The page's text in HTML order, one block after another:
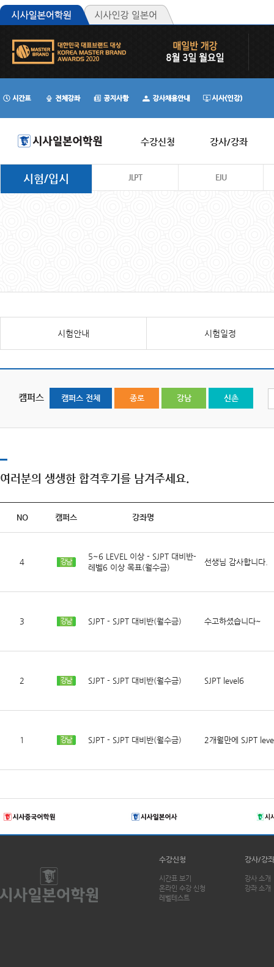
수강신청 강사/강좌
시험/입시 JLPT EJU
시험안내 시험일정
캠퍼스 캠퍼스 전체 종로 강남 신촌
여러분의 생생한 합격후기를 남겨주세요.
NO 캠퍼스 강좌명
4 강남
5~6 LEVEL 이상 - SJPT 대비반-
레벨6 이상 목표(월수금)
선생님 감사합니다.
3 강남 SJPT - SJPT 대비반(월수금) 수고하셨습니다~
2 강남 SJPT - SJPT 대비반(월수금) SJPT level6
1 강남 SJPT - SJPT 대비반(월수금) 2개월만에 SJPT
수강신청
시간표 보기
온라인 수강 신청
레벨테스트
강사/강좌
강사 소개
강좌 소개